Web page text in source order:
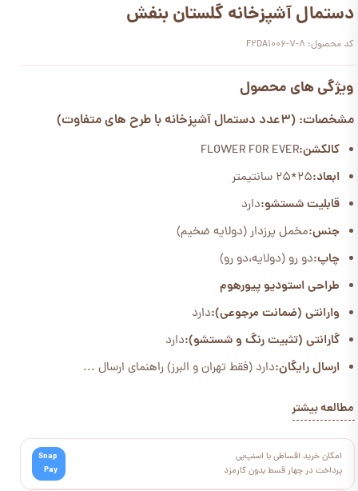
دستمال آشپزخانه گلستان بنفش
کد محصول: F2DA1006-7-8
ویژگی های محصول
مشخصات: (3عدد دستمال آشپزخانه با طرح های متفاوت)
کالکشن:FLOWER FOR EVER
ابعاد:25*25 سانتیمتر
قابلیت شستشو:دارد
جنس:مخمل پرزدار (دولایه ضخیم)
چاپ:دو رو (دولایه،دو رو)
طراحی استودیو پیورهوم
وارانتی (ضمانت مرجوعی):دارد
گارانتی (تثبیت رنگ و شستشو):دارد
ارسال رایگان:دارد (فقط تهران و البرز) راهنمای ارسال ...
مطالعه بیشتر
امکان خرید اقساطی با اسنپ‌پی
پرداخت در چهار قسط بدون کارمزد
Snap
Pay